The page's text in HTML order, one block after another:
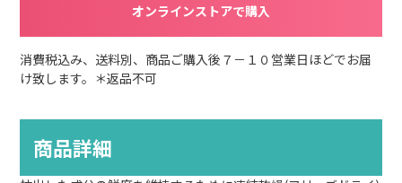
オンラインストアで購入
消費税込み、送料別、商品ご購入後７－１０営業日ほどでお届
け致します。＊返品不可
商品詳細